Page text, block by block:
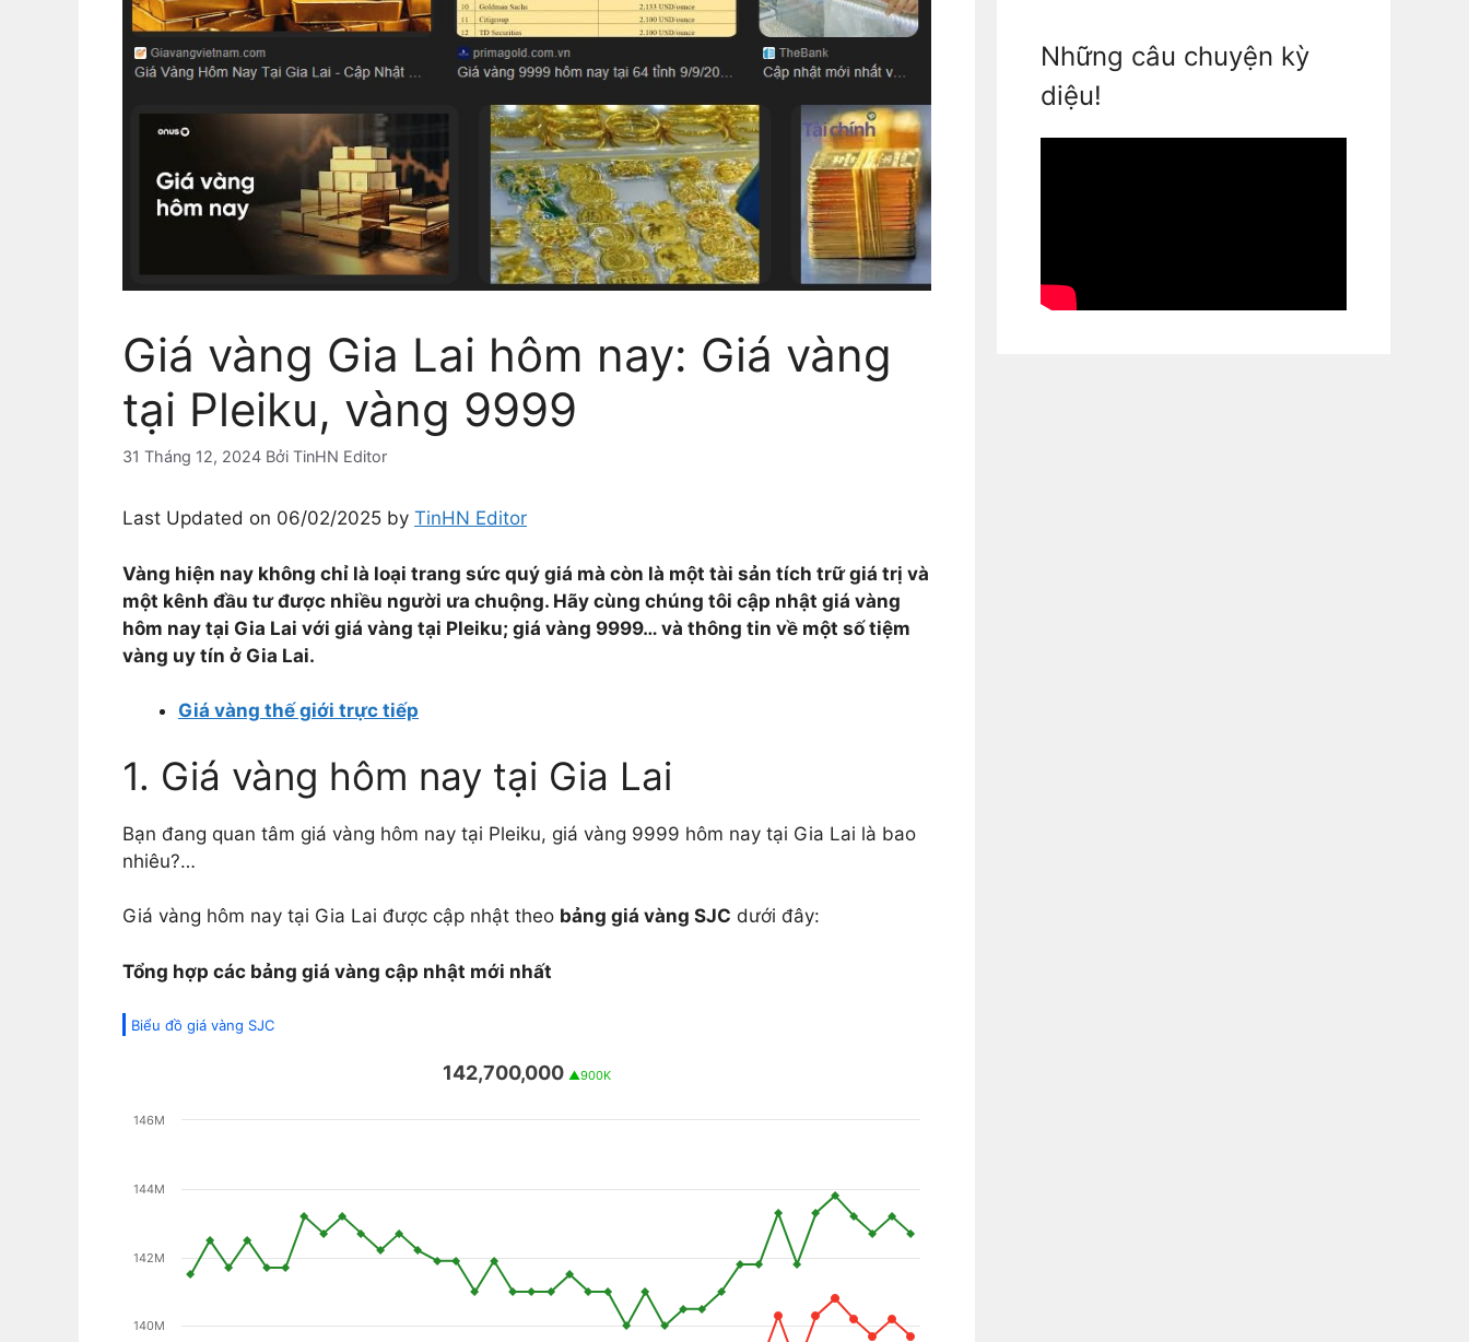
Giá vàng Gia Lai hôm nay: Giá vàng
tại Pleiku, vàng 9999
31 Tháng 12, 2024 Bởi TinHN Editor
Last Updated on 06/02/2025 by TinHN Editor
Vàng hiện nay không chỉ là loại trang sức quý giá mà còn là một tài sản tích trữ giá trị và
một kênh đầu tư được nhiều người ưa chuộng. Hãy cùng chúng tôi cập nhật giá vàng
hôm nay tại Gia Lai với giá vàng tại Pleiku; giá vàng 9999… và thông tin về một số tiệm
vàng uy tín ở Gia Lai.
Giá vàng thế giới trực tiếp
1. Giá vàng hôm nay tại Gia Lai
Bạn đang quan tâm giá vàng hôm nay tại Pleiku, giá vàng 9999 hôm nay tại Gia Lai là bao
nhiêu?…
Giá vàng hôm nay tại Gia Lai được cập nhật theo bảng giá vàng SJC dưới đây:
Tổng hợp các bảng giá vàng cập nhật mới nhất
Biểu đồ giá vàng SJC
142,700,000 ▲900K
140M
142M
144M
146M
Những câu chuyện kỳ
diệu!